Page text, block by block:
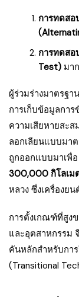
การทดสอ
การทดส
Test) มา
ผู้ร่วมร่างมาตรฐ
การเก็บข้อมูลกา
ความเสียหายสะ
ลอกเลียนแบบมา
ถูกออกแบบมาเพื่อ
300,000 กิโลเม
หลวง ซึ่งเครื่องย
การตั้งเกณฑ์ที่สูง
และอุตสาหกรรม
คันหลักสำหรับกา
(Transitional